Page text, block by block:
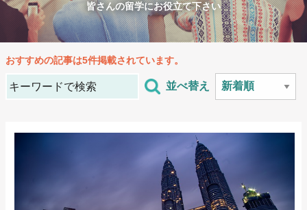
皆さんの留学にお役立て下さい
おすすめの記事は5件掲載されています。
並べ替え